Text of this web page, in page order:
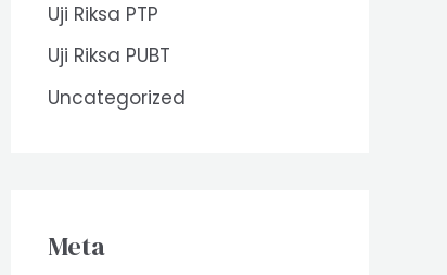
Uji Riksa PTP
Uji Riksa PUBT
Uncategorized
Meta